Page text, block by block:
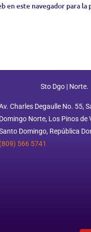
en este navegador para la
Sto Dgo | Norte.
Charles Degaulle No. 55,
Domingo Norte, Los Pinos de
Domingo, República
(809) 566 5741